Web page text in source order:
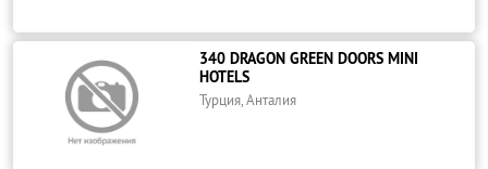
340 DRAGON GREEN DOORS MINI
HOTELS
Турция, Анталия